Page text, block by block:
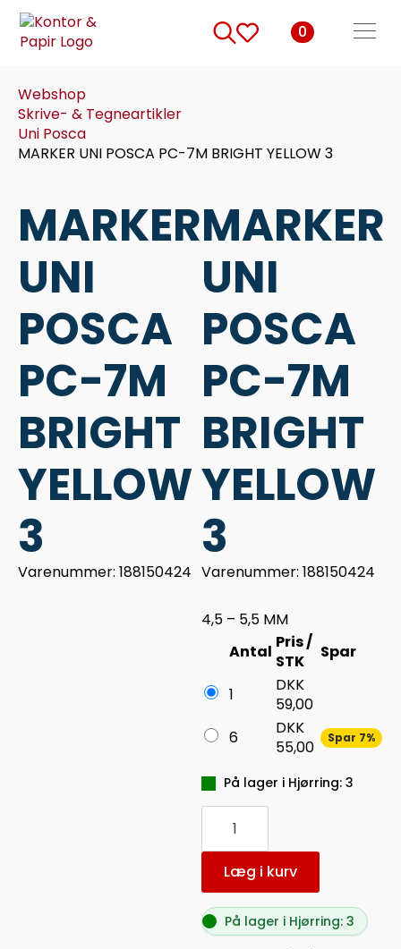
0
Webshop
Skrive- & Tegneartikler
Uni Posca
MARKER UNI POSCA PC-7M BRIGHT YELLOW 3
MARKER
UNI
POSCA
PC-7M
BRIGHT
YELLOW
3
Varenummer: 188150424
MARKER
UNI
POSCA
PC-7M
BRIGHT
YELLOW
3
Varenummer: 188150424
4,5 – 5,5 MM
Antal Pris /
STK
Spar
1
DKK
59,00
6
DKK
55,00
Spar 7%
På lager i Hjørring: 3
MARKER
POSCA
PC-
BRIGHT
YELLOW
3
antal
Læg i kurv
På lager i Hjørring: 3